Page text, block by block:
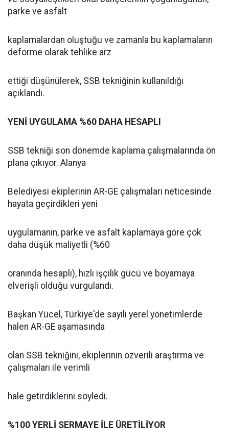
parke ve asfalt
kaplamalardan oluştuğu ve zamanla bu kaplamaların
deforme olarak tehlike arz
ettiği düşünülerek, SSB tekniğinin kullanıldığı
açıklandı.
YENİ UYGULAMA %60 DAHA HESAPLI
SSB tekniği son dönemde kaplama çalışmalarında ön
plana çıkıyor. Alanya
Belediyesi ekiplerinin AR-GE çalışmaları neticesinde
hayata geçirdikleri yeni
uygulamanın, parke ve asfalt kaplamaya göre çok
daha düşük maliyetli (%60
oranında hesaplı), hızlı işçilik gücü ve boyamaya
elverişli olduğu vurgulandı.
Başkan Yücel, Türkiye'de sayılı yerel yönetimlerde
halen AR-GE aşamasında
olan SSB tekniğini, ekiplerinin özverili araştırma ve
çalışmaları ile verimli
hale getirdiklerini söyledi.
%100 YERLİ SERMAYE İLE ÜRETİLİYOR